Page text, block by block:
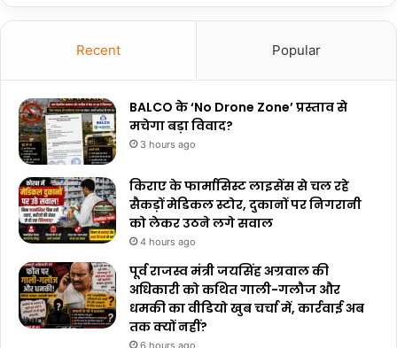
Recent Popular
BALCO के ‘No Drone Zone’ प्रस्ताव से
मचेगा बड़ा विवाद?
3 hours ago
किराए के फार्मासिस्ट लाइसेंस से चल रहे
सैकड़ों मेडिकल स्टोर, दुकानों पर निगरानी
को लेकर उठने लगे सवाल
4 hours ago
पूर्व राजस्व मंत्री जयसिंह अग्रवाल की
अधिकारी को कथित गाली-गलौज और
धमकी का वीडियो खुब चर्चा में, कार्रवाई अब
तक क्यों नहीं?